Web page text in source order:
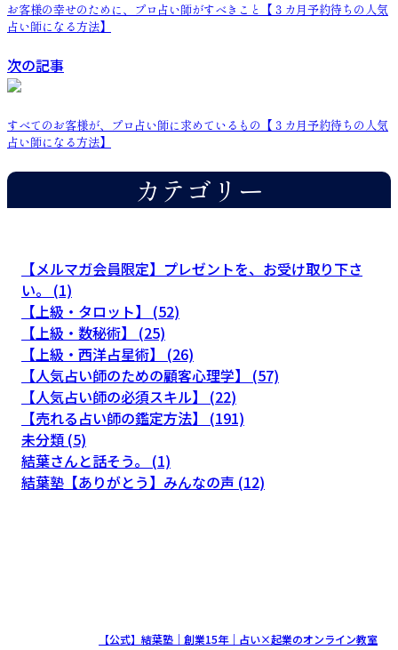
お客様の幸せのために、プロ占い師がすべきこと【３カ月予約待ちの人気
占い師になる方法】
次の記事
すべてのお客様が、プロ占い師に求めているもの【３カ月予約待ちの人気
占い師になる方法】
カテゴリー
【メルマガ会員限定】プレゼントを、お受け取り下さ
い。 (1)
【上級・タロット】 (52)
【上級・数秘術】 (25)
【上級・西洋占星術】 (26)
【人気占い師のための顧客心理学】 (57)
【人気占い師の必須スキル】 (22)
【売れる占い師の鑑定方法】 (191)
未分類 (5)
結葉さんと話そう。 (1)
結葉塾【ありがとう】みんなの声 (12)
【公式】結葉塾｜創業15年｜占い×起業のオンライン教室